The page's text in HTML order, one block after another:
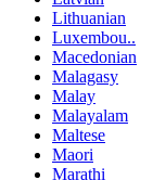
Lithuanian
Luxembou..
Macedonian
Malagasy
Malay
Malayalam
Maltese
Maori
Marathi